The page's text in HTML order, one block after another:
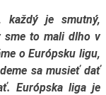
každý je smutný,
sme to mali dlho v
o Európsku ligu,
sa musieť dať
Európska liga je